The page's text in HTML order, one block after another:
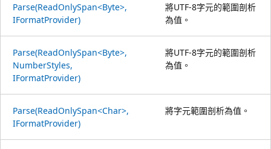
Parse(ReadOnlySpan<Byte>,
IFormatProvider)
將UTF-8字元的範圍剖析
為值。
Parse(ReadOnlySpan<Byte>,
NumberStyles,
IFormatProvider)
將UTF-8字元的範圍剖析
為值。
Parse(ReadOnlySpan<Char>,
IFormatProvider)
將字元範圍剖析為值。